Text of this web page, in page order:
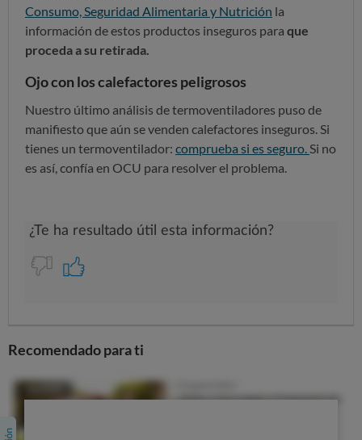
Consumo, Seguridad Alimentaria y Nutrición la
información de estos productos inseguros para que
proceda a su retirada.
Ojo con los calefactores peligrosos
Nuestro último análisis de termoventiladores puso de
manifiesto que aún se venden calefactores inseguros. Si
tienes un termoventilador: comprueba si es seguro.Si no
es así, confía en OCU para resolver el problema.
Recomendado para ti